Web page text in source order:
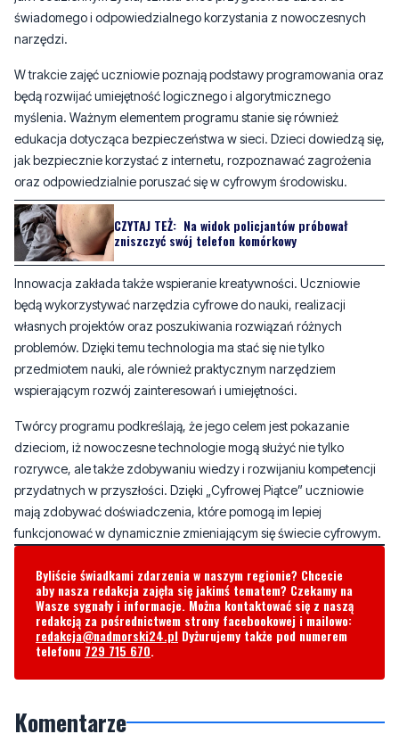
W trakcie zajęć uczniowie poznają podstawy programowania oraz
będą rozwijać umiejętność logicznego i algorytmicznego
edukacja dotycząca bezpieczeństwa w sieci. Dzieci dowiedzą się,
jak bezpiecznie korzystać z internetu, rozpoznawać zagrożenia
oraz odpowiedzialnie poruszać się w cyfrowym środowisku.
CZYTAJ TEŻ:Na widok policjantów próbował
zniszczyć swój telefon komórkowy
Innowacja zakłada także wspieranie kreatywności. Uczniowie
będą wykorzystywać narzędzia cyfrowe do nauki, realizacji
własnych projektów oraz poszukiwania rozwiązań różnych
problemów. Dzięki temu technologia ma stać się nie tylko
przedmiotem nauki, ale również praktycznym narzędziem
wspierającym rozwój zainteresowań i umiejętności.
Twórcy programu podkreślają, że jego celem jest pokazanie
dzieciom, iż nowoczesne technologie mogą służyć nie tylko
przydatnych w przyszłości. Dzięki „Cyfrowej Piątce” uczniowie
mają zdobywać doświadczenia, które pomogą im lepiej
funkcjonować w dynamicznie zmieniającym się świecie cyfrowym.
Byliście świadkami zdarzenia w naszym regionie? Chcecie
aby nasza redakcja zajęła się jakimś tematem? Czekamy na
Wasze sygnały i informacje. Można kontaktować się z naszą
redakcja@nadmorski24.plDyżurujemy także pod numerem
telefonu729 715 670.
Komentarze
Może by tak najpierw nauczyć te dzieci pisać i czytać. A nie